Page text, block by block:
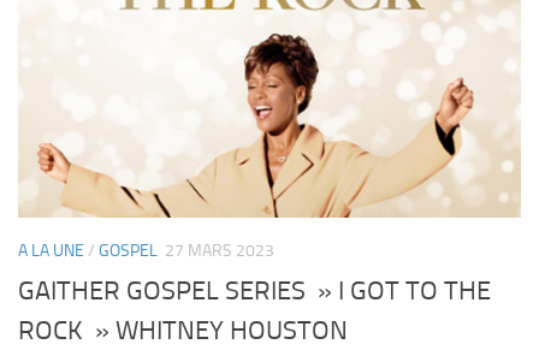
A LA UNE / GOSPEL 27 MARS 2023
GAITHER GOSPEL SERIES » I GOT TO THE
ROCK » WHITNEY HOUSTON